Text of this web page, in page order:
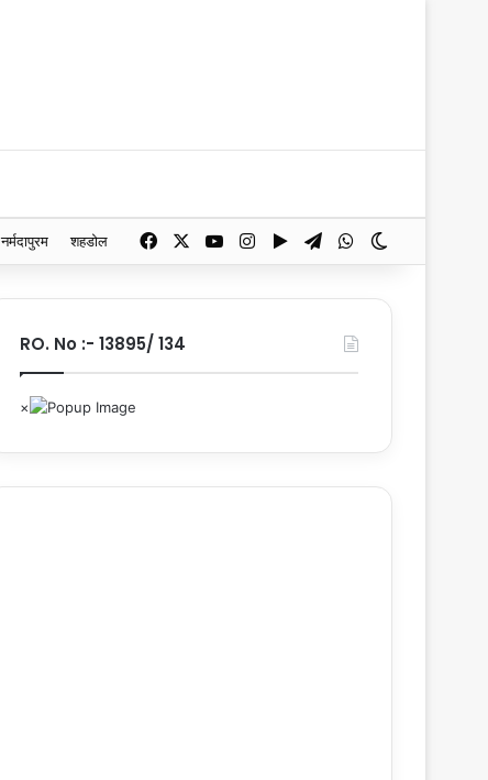
नर्मदापुरम शहडोल Facebook YouTubeInstagram
Google Play
TelegramWhatsApp
RO. No :- 13895/ 134